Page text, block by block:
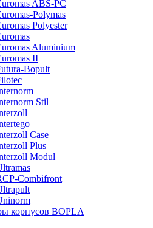
ABS-PC
Polymas
Polyester
Aluminium
II
Bopult
Stil
Case
Plus
Modul
Combifront
корпусов BOPLA